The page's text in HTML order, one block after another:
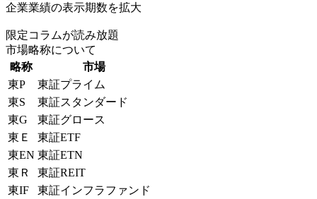
企業業績の表示期数を拡大
限定コラムが読み放題
市場略称について
略称
市場
東P
東証プライム
東S
東証スタンダード
東G
東証グロース
東Ｅ
東証ETF
東EN 東証ETN
東Ｒ
東証REIT
東IF
東証インフラファンド